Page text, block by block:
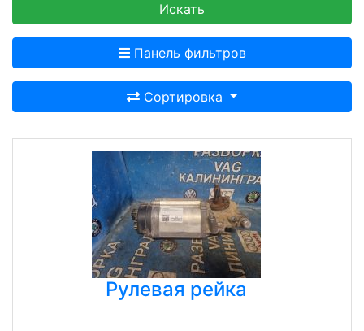
Искать
Панель фильтров
Сортировка
Рулевая рейка